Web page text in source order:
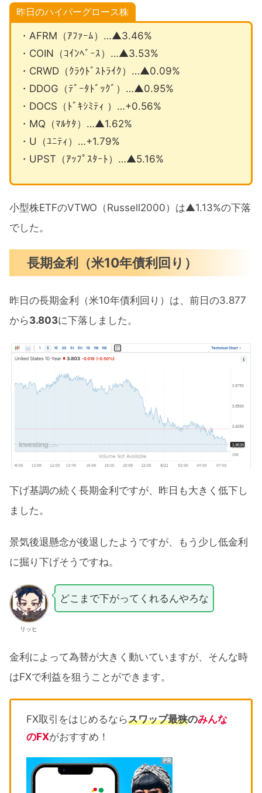
昨日のハイパーグロース株
・AFRM（ｱﾌｧｰﾑ）…▲3.46%
・COIN（ｺｲﾝﾍﾞｰｽ）…▲3.53%
・CRWD（ｸﾗｳﾄﾞｽﾄﾗｲｸ）…▲0.09%
・DDOG（ﾃﾞｰﾀﾄﾞｯｸﾞ）…▲0.95%
・DOCS（ﾄﾞｷｼﾐﾃｨ ）…+0.56%
・MQ（ﾏﾙｹﾀ）…▲1.62%
・U（ﾕﾆﾃｨ）…+1.79%
・UPST（ｱｯﾌﾟｽﾀｰﾄ）…▲5.16%
小型株ETFのVTWO（Russell2000）は▲1.13%の下落
でした。
長期金利（米10年債利回り）
昨日の長期金利（米10年債利回り）は、前日の3.877
から3.803に下落しました。
下げ基調の続く長期金利ですが、昨日も大きく低下し
ました。
景気後退懸念が後退したようですが、もう少し低金利
に掘り下げそうですね。
リッヒ
どこまで下がってくれるんやろな
金利によって為替が大きく動いていますが、そんな時
はFXで利益を狙うことができます。
FX取引をはじめるならスワップ最狭のみんな
のFXがおすすめ！